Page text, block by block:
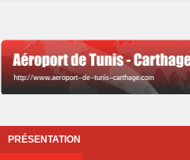
PRÉSENTATION